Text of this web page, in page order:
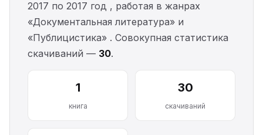
2017 по 2017 год , работая в жанрах
«Документальная литература» и
«Публицистика» . Совокупная статистика
скачиваний — 30.
1
книга
30
скачиваний